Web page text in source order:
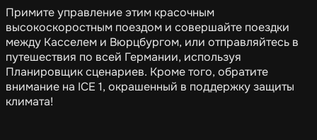
Примите управление этим красочным
высокоскоростным поездом и совершайте поездки
между Касселем и Вюрцбургом, или отправляйтесь в
путешествия по всей Германии, используя
Планировщик сценариев. Кроме того, обратите
внимание на ICE 1, окрашенный в поддержку защиты
климата!